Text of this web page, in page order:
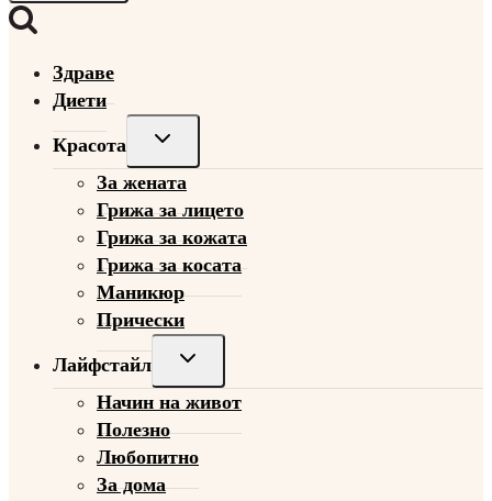
Здраве
Диети
Красота
Toggle
child
menu
За жената
Грижа за лицето
Грижа за кожата
Грижа за косата
Маникюр
Прически
Лайфстайл
Toggle
child
menu
Начин на живот
Полезно
Любопитно
За дома